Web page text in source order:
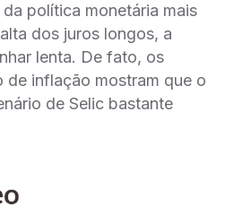
política monetária mais
dos juros longos, a
lenta. De fato, os
de inflação mostram que o
de Selic bastante